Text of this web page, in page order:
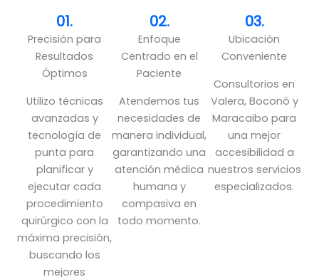
01.
Precisión para
Resultados
Óptimos
Utilizo técnicas
avanzadas y
tecnología de
punta para
planificar y
ejecutar cada
procedimiento
quirúrgico con la
máxima precisión,
buscando los
mejores
02.
Enfoque
Centrado en el
Paciente
Atendemos tus
necesidades de
manera individual,
garantizando una
atención médica
humana y
compasiva en
todo momento.
03.
Ubicación
Conveniente
Consultorios en
Valera, Boconó y
Maracaibo para
una mejor
accesibilidad a
nuestros servicios
especializados.